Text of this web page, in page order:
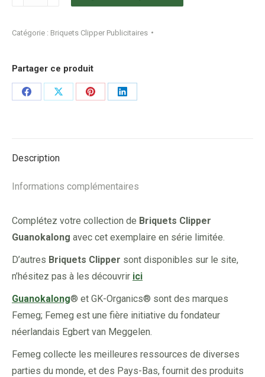
Clipper
MARQUE
:
Guanokalong
Catégorie : Briquets Clipper Publicitaires
Partager ce produit
Share
Share
Share
Share
Description
Informations complémentaires
Complétez votre collection de Briquets Clipper
Guanokalong avec cet exemplaire en série limitée.
D’autres Briquets Clipper sont disponibles sur le site,
n’hésitez pas à les découvrir ici
Guanokalong® et GK-Organics® sont des marques
Femeg; Femeg est une fière initiative du fondateur
néerlandais Egbert van Meggelen.
Femeg collecte les meilleures ressources de diverses
parties du monde, et des Pays-Bas, fournit des produits